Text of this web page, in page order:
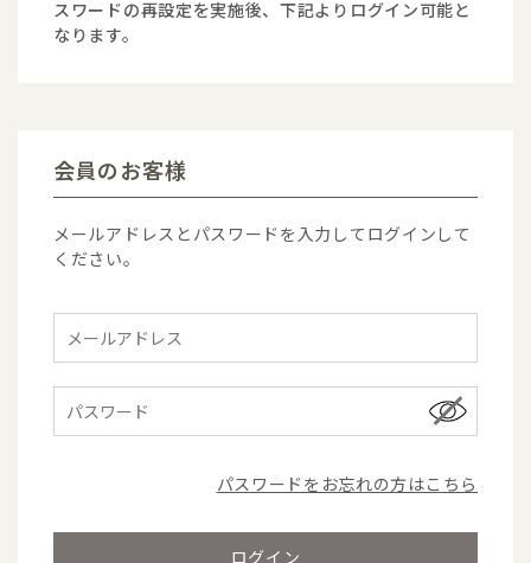
スワードの再設定を実施後、下記よりログイン可能と
なります。
会員のお客様
メールアドレスとパスワードを入力してログインして
ください。
パスワードをお忘れの方はこちら